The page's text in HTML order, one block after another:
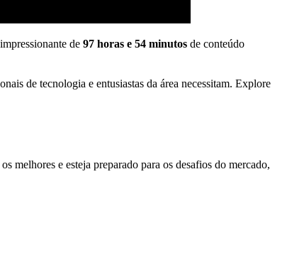
de 97 horas e 54 minutos de conteúdo
de tecnologia e entusiastas da área necessitam. Explore
melhores e esteja preparado para os desafios do mercado,